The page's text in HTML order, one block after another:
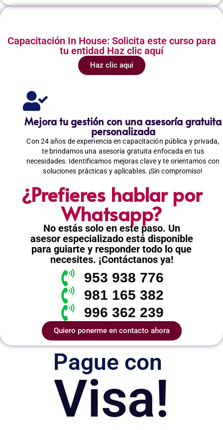
Capacitación In House: Solicita este curso para
tu entidad Haz clic aquí
Haz clic aquí
Mejora tu gestión con una asesoría gratuita
personalizada
Con 24 años de experiencia en capacitación pública y privada,
te brindamos una asesoría gratuita enfocada en tus
necesidades. Identificamos mejoras clave y te orientamos con
soluciones prácticas y aplicables. ¡Sin compromiso!
¿Prefieres hablar por
Whatsapp?
No estás solo en este paso. Un
asesor especializado está disponible
para guiarte y responder todo lo que
necesites. ¡Contáctanos ya!
953 938 776
981 165 382
996 362 239
Quiero ponerme en contacto ahora
Pague con
Visa!